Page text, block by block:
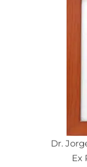
Dr.
Ex